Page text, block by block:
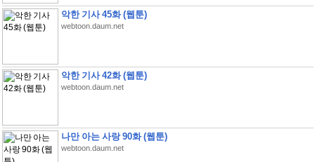
악한 기사 45화 (웹툰)
webtoon.daum.net
악한 기사 42화 (웹툰)
webtoon.daum.net
나만 아는 사랑 90화 (웹툰)
webtoon.daum.net